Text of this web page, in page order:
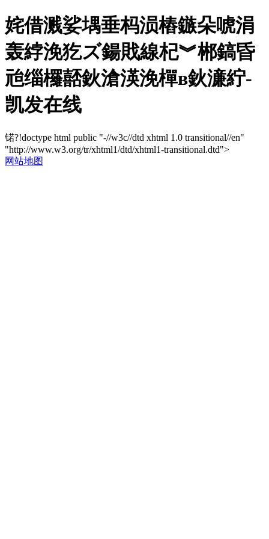
姹借溅娑堣垂杩涢樁鏃朵唬涓
轰綍浼犵ズ鍚戝線杞︾郴鎬昏
兘缁欏嚭鈥滄渶浼樿в鈥濓紵-
凯发在线
锘?!doctype html public "-//w3c//dtd xhtml 1.0 transitional//en"
"http://www.w3.org/tr/xhtml1/dtd/xhtml1-transitional.dtd">
网站地图